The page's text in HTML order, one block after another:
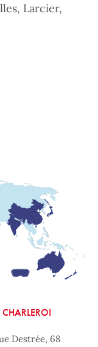
Larcier,
CHARLEROI
Destrée, 68